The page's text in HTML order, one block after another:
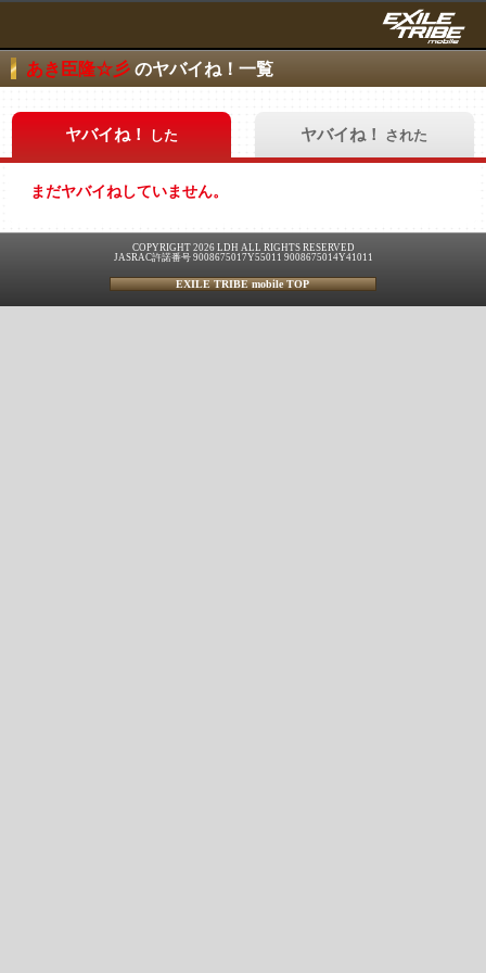
あき臣隆☆彡 のヤバイね！一覧
ヤバイね！ した ヤバイね！ された
まだヤバイねしていません。
COPYRIGHT 2026 LDH ALL RIGHTS RESERVED
JASRAC許諾番号 9008675017Y55011 9008675014Y41011
EXILE TRIBE mobile TOP